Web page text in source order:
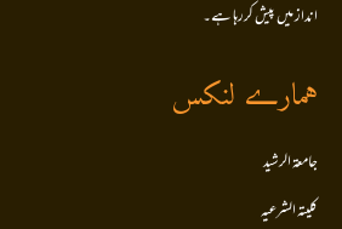
انداز میں پیش کررہا ہے۔
ہمارے لنکس
جامعۃ الرشید
کلیتہ الشرعیہ